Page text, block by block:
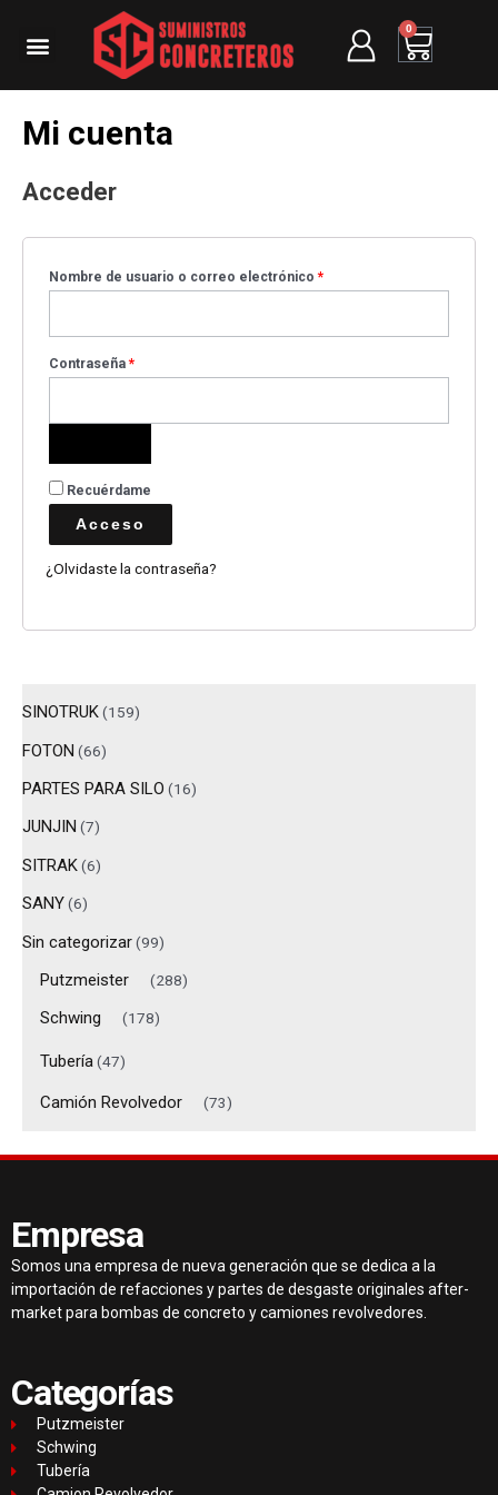
0
SINOTRUK(159)
FOTON (66)
PARTES PARA SILO (16)
JUNJIN (7)
SITRAK(6)
SANY(6)
Sin categorizar(99)
Putzmeister (288)
Schwing (178)
Tubería(47)
Camión Revolvedor (73)
Mi cuenta
Acceder
Nombre de usuario o correo electrónico*
Contraseña*
Recuérdame
Acceso
¿Olvidaste la contraseña?
Empresa
Somos una empresa de nueva generación que se dedica a la
importación de refacciones y partes de desgaste originales after-
market para bombas de concreto y camiones revolvedores.
Categorías
Putzmeister
Schwing
Tubería